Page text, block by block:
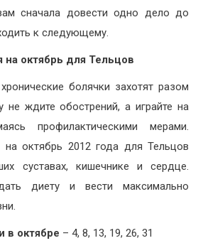
сначала довести одно дело до
к следующему.
на октябрь для Тельцов
болячки захотят разом
не ждите обострений, а играйте на
профилактическими мерами.
на октябрь 2012 года для Тельцов
суставах, кишечнике и сердце.
диету и вести максимально
в октябре – 4, 8, 13, 19, 26, 31